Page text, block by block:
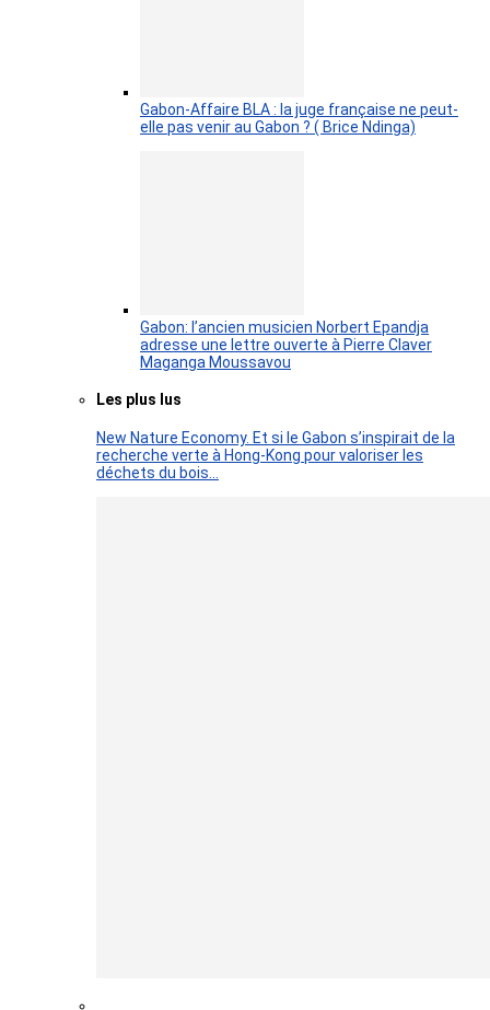
Gabon-Affaire BLA : la juge française ne peut-
elle pas venir au Gabon ? ( Brice Ndinga)
Gabon: l’ancien musicien Norbert Epandja
adresse une lettre ouverte à Pierre Claver
Maganga Moussavou
Les plus lus
New Nature Economy. Et si le Gabon s’inspirait de la
recherche verte à Hong-Kong pour valoriser les
déchets du bois…